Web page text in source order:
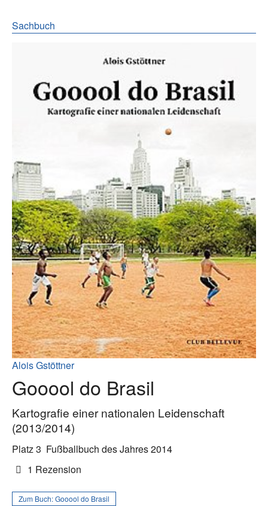
Sachbuch
Alois Gstöttner
Gooool do Brasil
Kartografie einer nationalen Leidenschaft
(2013/2014)
Platz 3 Fußballbuch des Jahres 2014
1 Rezension
Zum Buch:Gooool do Brasil